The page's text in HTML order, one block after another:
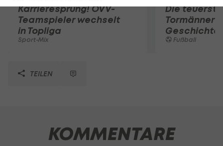
Karrieresprung! ÖVV-
Teamspieler wechselt
in Topliga
Sport-Mix
Die
Tormänner
Geschichte
Fußball
TEILEN
KOMMENTARE